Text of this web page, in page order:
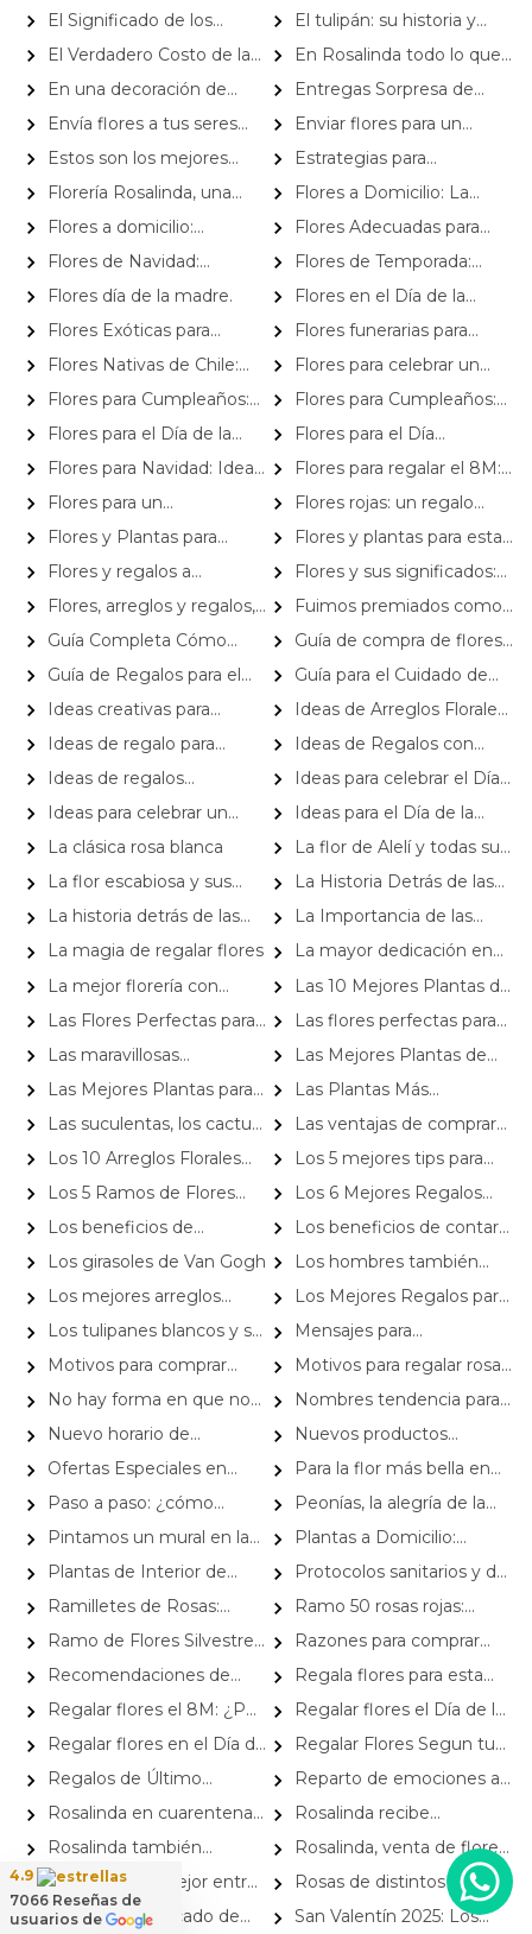
Girasoles: Significados al
Regalarlos
plantas: una solución natural
para reducir la contaminación
en interiores
El Significado de los
Colores en las Flores: ¿Qué
Transmiten?
El tulipán: su historia y
simbolismo
El Verdadero Costo de la
Belleza: ¿Por Qué las Flores
son Tan Caras?
En Rosalinda todo lo que
ofrecemos es original y
exclusivo
En una decoración de
mesas, no deben faltar las
flores
Entregas Sorpresa de
Cumpleaños a Domicilio
Envía flores a tus seres
queridos en Chile desde el
extranjero
Enviar flores para un
nacimiento ¿Cuáles elegir?
Estos son los mejores
ramos de flores para regalar
en un cumpleaños
Estrategias para
Aumentar las Ventas de
Flores en Temporada
Navideña
Florería Rosalinda, una
historia llena de esfuerzo y de
tradición familiar
Flores a Domicilio: La
Mejor Forma de Sorprender
en Navidad
Flores a domicilio:
Significado de las rosas rojas
Flores Adecuadas para
Diferentes Tipos de
Ceremonias Funerarias
Flores de Navidad:
Opciones Perfectas para
Regalar y Decorar
Flores de Temporada:
¿Cuáles Elegir en Verano?
Flores día de la madre.
Flores en el Día de la
Mujer: Significado y Evolución
Flores Exóticas para
Impresionar a Tus Seres
Flores funerarias para
honrar a quien ya no está
Flores Nativas de Chile:
Belleza y Conservación
Flores para celebrar un
cumplaños
Flores para Cumpleaños:
Ideas Creativas y Originales
Flores para Cumpleaños:
Sorprende con Estilo
Flores para el Día de la
Mujer: Dónde encontrarlas al
mejor precio
Flores para el Día
Internacional de la Mujer, 8
Flores para Navidad: Ideas
para Decorar tu Hogar
Flores para regalar el 8M:
¡Acierta con el significado!
Flores para un
cumpleaños ¿Cuáles regalar?
Flores rojas: un regalo
ideal en San Valentín
Flores y Plantas para
acompañar tu Año Nuevo
Flores y plantas para esta
Navidad
Flores y regalos a
domicilio: a solo clics de
Flores y sus significados:
ideales para regalos San
Flores, arreglos y regalos,
todo para este Día de los
Fuimos premiados como
la mejor PyME de
ecommerce de Chile 2016
Guía Completa Cómo
Cuidar Orquídeas
Guía de compra de flores
a domicilio: lo que debes
Guía de Regalos para el
Día del Padre
Guía para el Cuidado de
Arreglos Florales en Verano
Ideas creativas para
regalar flores en cumpleaños
Ideas de Arreglos Florales
para Bodas en Tendencia en
Ideas de regalo para
celebrar el Día del Padre
Ideas de Regalos con
Flores para el Día del Amor
Ideas de regalos
corporativos para Navidad y
Fin de Año
Ideas para celebrar el Día
del niño en casa
Ideas para celebrar un
aniversario en cuarentena
Ideas para el Día de la
Secretaria
La clásica rosa blanca
La flor de Alelí y todas sus
maravillosas características
La flor escabiosa y sus
principales características
La Historia Detrás de las
Flores Más Populares
La historia detrás de las
flores más populares
La Importancia de las
Flores para Funeral en la
Despedida
La magia de regalar flores
La mayor dedicación en
cada uno de nuestros
productos
La mejor florería con
despacho a domicilio en tu
comuna
Las 10 Mejores Plantas de
Interior Fáciles de Cuidar
Las Flores Perfectas para
Regalar en un Cumpleaños
Especial
Las flores perfectas para
tu ramo
Las maravillosas
gypsophilas y su gran aporte
a la decoración de espacios
Las Mejores Plantas de
Interior para el Dormitorio
Las Mejores Plantas para
Regalar Esta Navidad
Las Plantas Más
Populares en las Regiones de
Chile
Las suculentas, los cactus
y su encanto para decorar
espacios
Las ventajas de comprar
por Internet para los
consumidores
Los 10 Arreglos Florales
Favoritos en Chile Esta
Temporada
Los 5 mejores tips para
comprar flores a domicilio en
Chile
Los 5 Ramos de Flores
Más Populares para Regalar
en Santiago
Los 6 Mejores Regalos
para Recién Nacidos
Los beneficios de
comprar y enviar flores por
Internet
Los beneficios de contar
con flores en tu casa
Los girasoles de Van Gogh
Los hombres también
pueden recibir flores
Los mejores arreglos
florales para San Valentín
Los Mejores Regalos para
el Día de la Secretaria: Flores
y Plantas que Sorprenden
Los tulipanes blancos y su
significado
Mensajes para
cumpleaños para regalar con
flores
Motivos para comprar
flores en línea
Motivos para regalar rosas
rojas
No hay forma en que no
puedas realizar tu pedido
Nombres tendencia para
Niñas Inspirados en Flores
Nuevo horario de
atención y reparto de flores
en fase 2 de Rosalinda
Nuevos productos
adaptados a las normativas
de la cuarentena
Ofertas Especiales en
Flores a Domicilio para
Navidad
Para la flor más bella en
su día
Paso a paso: ¿cómo
enviar flores a domicilio?
Peonías, la alegría de la
primavera
Pintamos un mural en la
fallada de nuestra florería
Plantas a Domicilio:
Naturaleza y Decoración en
Tu Hogar Esta Navidad
Plantas de Interior de
Poca Luz para esta
Temporada
Protocolos sanitarios y de
seguridad en
#FloreríaRosalinda respecto
al COVID-19
Ramilletes de Rosas:
Cómo Hacerlos Paso a Paso
Ramo 50 rosas rojas:
razones, momentos y
significados
Ramo de Flores Silvestres:
Cómo Hacerlo Paso a Paso
Razones para comprar
arreglos florales con
Astromelias
Recomendaciones de
flores para aniversario ¡Toma
nota!
Regala flores para esta
Navidad: Una tradición llena
de emoción y elegancia
Regalar flores el 8M: ¿Por
qué algunas feministas lo
rechazan?
Regalar flores el Día de la
Mujer: ¿Está bien o mal?
Debate abierto
Regalar flores en el Día de
la Mujer: ¿gesto bonito o
tradición obsoleta?
Regalar Flores Segun tu
signo zodiacal
Regalos de Último
Minuto: Flores y Regalos a
Domicilio
Reparto de emociones a
domicilio
Rosalinda en cuarentena
voluntaria por el resto del
mes de mayo
Rosalinda recibe
asesoramiento por parte de la
Universidad de Chile y la
Fundación Independízate
Rosalinda también
entrega emociones en la
Quinta Región
Rosalinda, venta de flores
y entrega de emociones
Rosalinda: La Mejor entre
las Florerias en Santiago
Rosas de distintos colores,
perfectas para celebrar
Rosas, el significado de
San Valentín 2025: Los
4.9
7066 Reseñas de
usuarios de